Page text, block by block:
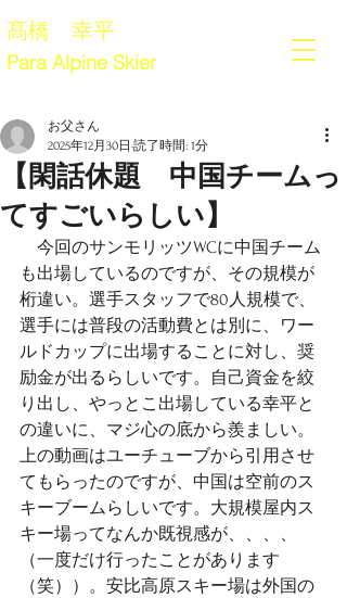
髙橋 幸平
Para Alpine Skier
【閑話休題 中国チームっ
てすごいらしい】
お父さん
2025年12月30日 読了時間: 1分
今回のサンモリッツWCに中国チーム
も出場しているのですが、その規模が
桁違い。選手スタッフで80人規模で、
選手には普段の活動費とは別に、ワー
ルドカップに出場することに対し、奨
励金が出るらしいです。自己資金を絞
り出し、やっとこ出場している幸平と
の違いに、マジ心の底から羨ましい。
上の動画はユーチューブから引用させ
てもらったのですが、中国は空前のス
キーブームらしいです。大規模屋内ス
キー場ってなんか既視感が、、、、
（一度だけ行ったことがあります
（笑））。安比高原スキー場は外国の